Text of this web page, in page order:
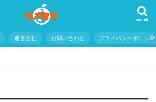
search
運営会社 お問い合わせ プライバシーポリシー